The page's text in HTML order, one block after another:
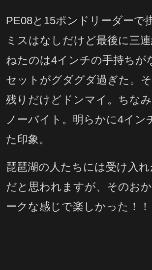
PE08と15ポンドリーダーで
ミスはなしだけど最後に三
ねたのは4インチの手持ちが
セットがグダグダ過ぎた。
残りだけどドンマイ。ちな
ノーバイト。明らかに4イン
た印象。
琵琶湖の人たちには受け入れ
だと思われますが、そのお
ークな感じで楽しかった！！